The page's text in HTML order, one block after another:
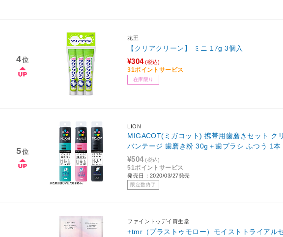
4位
花王
【クリアクリーン】 ミニ 17g 3個入
¥304 (税込)
31ポイントサービス
在庫限り
5位
LION
MIGACOT(ミガコット) 携帯用歯磨きセット ク
バンテージ 歯磨き粉 30g＋歯ブラシ ふつう 1本
¥504 (税込)
51ポイントサービス
発売日：2020/03/27発売
限定数終了
ファイントゥデイ資生堂
+tmr（プラストゥモロー）モイストトライアル